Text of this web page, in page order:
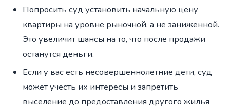
Попросить суд установить начальную цену
квартиры на уровне рыночной, а не заниженной.
Это увеличит шансы на то, что после продажи
останутся деньги.
Если у вас есть несовершеннолетние дети, суд
может учесть их интересы и запретить
выселение до предоставления другого жилья